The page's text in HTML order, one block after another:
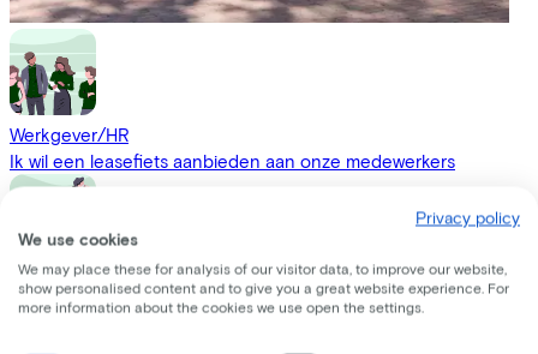
Werkgever/HR
Ik wil een leasefiets aanbieden aan onze medewerkers
Zelfstandige
Ik wil een leasefiets voor mezelf als zelfstandige
Privacy policy
We use cookies
We may place these for analysis of our visitor data, to improve our website,
show personalised content and to give you a great website experience. For
more information about the cookies we use open the settings.